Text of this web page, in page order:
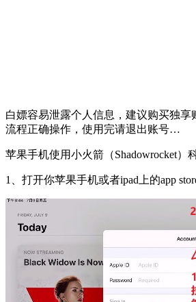
白嫖容易泄露个人信息，建议购买独享
流程正确操作，使用完请退出账号…
苹果手机使用小火箭（Shadowrocket）
1、打开你苹果手机或者ipad上的app